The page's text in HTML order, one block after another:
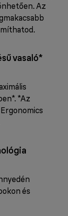
Az
vasaló*
*Az
és